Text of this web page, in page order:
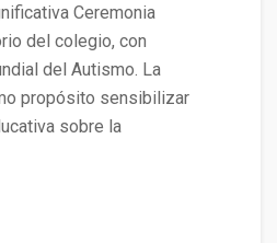
Ceremonia
del colegio, con
del Autismo. La
propósito sensibilizar
sobre la